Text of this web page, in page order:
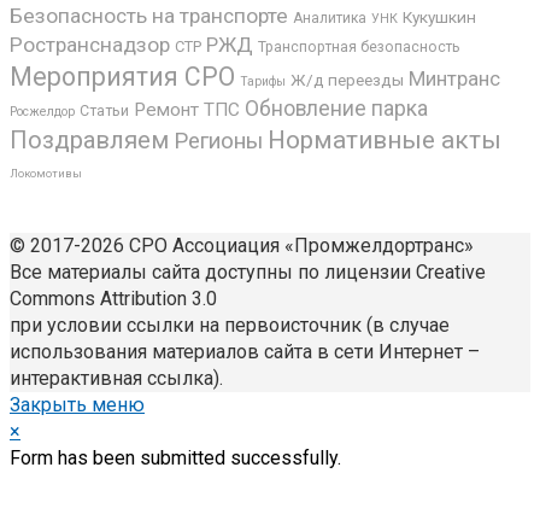
Безопасность на транспорте Аналитика УНК Кукушкин
Ространснадзор СТР РЖД Транспортная безопасность
Мероприятия СРО Тарифы Ж/д переезды Минтранс
Росжелдор Статьи Ремонт ТПС Обновление парка
Поздравляем Регионы Нормативные акты
Локомотивы
© 2017-2026 СРО Ассоциация «Промжелдортранс»
Все материалы сайта доступны по лицензии Creative
Commons Attribution 3.0
при условии ссылки на первоисточник (в случае
использования материалов сайта в сети Интернет –
интерактивная ссылка).
Закрыть меню
×
Form has been submitted successfully.